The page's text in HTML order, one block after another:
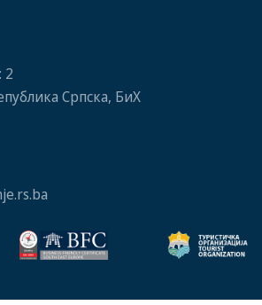
2
Српска, БиХ